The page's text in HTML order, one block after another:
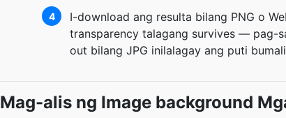
4
I-download ang resulta bilang PNG o
transparency talagang survives — pag-
out bilang JPG inilalagay ang puti
Mag-alis ng Image background